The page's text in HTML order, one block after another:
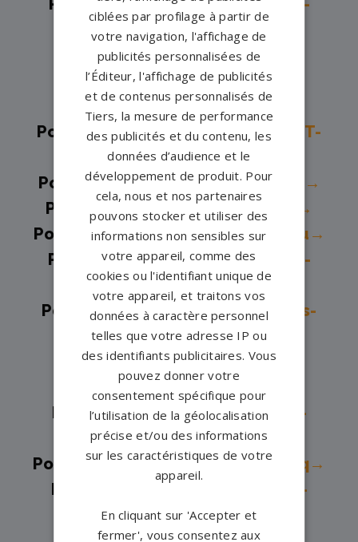
Pompes funèbres - Champs-sur-
Marne→
Pompes funèbres -Chelles→
Pompes funèbres - Combs-la-
Ville→
Pompes funèbres - COUILLY-PONT-
AUX-DAMES→
Pompes funèbres - Coulommiers→
Pompes funèbres -
Cucharmoy→
Pompes funèbres - Fontainebleau→
Pompes funèbres -La Chapelle-
sur-Crécy→
Pompes funèbres - La Ferté-sous-
Jouarre→
Pompes funèbres -Lagny-sur-
Marne→
Pompes funèbres -Le Mée-sur-
Seine→
Pompes funèbres - Lizy-sur-Ourcq→
Mareuil-lès-
Meaux→
ciblées par profilage à partir de
votre navigation, l'affichage de
publicités personnalisées de
l’Éditeur, l'affichage de publicités
et de contenus personnalisés de
Tiers, la mesure de performance
des publicités et du contenu, les
données d’audience et le
développement de produit. Pour
cela, nous et nos partenaires
pouvons stocker et utiliser des
informations non sensibles sur
votre appareil, comme des
cookies ou l'identifiant unique de
votre appareil, et traitons vos
données à caractère personnel
telles que votre adresse IP ou
des identifiants publicitaires. Vous
pouvez donner votre
consentement spécifique pour
l’utilisation de la géolocalisation
précise et/ou des informations
sur les caractéristiques de votre
appareil.
En cliquant sur 'Accepter et
fermer', vous consentez aux